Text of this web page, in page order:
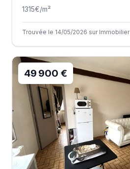
1315€/m²
Trouvée le 14/05/2026 sur Immobilier
49 900 €